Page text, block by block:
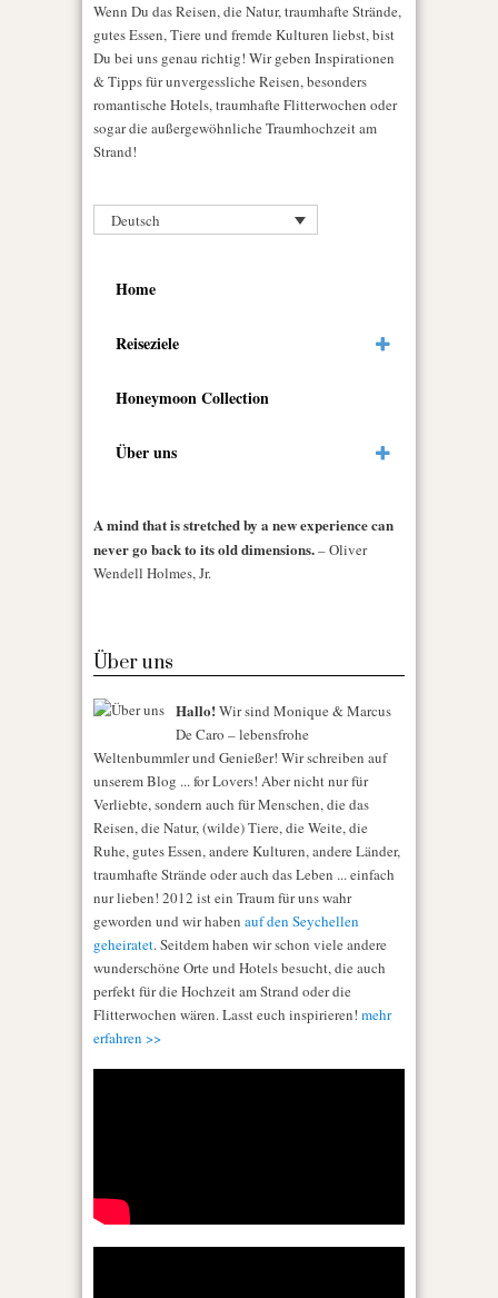
Wenn Du das Reisen, die Natur, traumhafte Strände,
gutes Essen, Tiere und fremde Kulturen liebst, bist
Du bei uns genau richtig! Wir geben Inspirationen
& Tipps für unvergessliche Reisen, besonders
romantische Hotels, traumhafte Flitterwochen oder
sogar die außergewöhnliche Traumhochzeit am
Strand!
Deutsch
Home
Reiseziele
Honeymoon Collection
Über uns
A mind that is stretched by a new experience can
never go back to its old dimensions.– Oliver
Wendell Holmes, Jr.
Über uns
Hallo!Wir sind Monique & Marcus
De Caro – lebensfrohe
Weltenbummler und Genießer! Wir schreiben auf
unserem Blog ... for Lovers! Aber nicht nur für
Verliebte, sondern auch für Menschen, die das
Reisen, die Natur, (wilde) Tiere, die Weite, die
Ruhe, gutes Essen, andere Kulturen, andere Länder,
traumhafte Strände oder auch das Leben ... einfach
nur lieben! 2012 ist ein Traum für uns wahr
geworden und wir haben auf den Seychellen
geheiratet. Seitdem haben wir schon viele andere
wunderschöne Orte und Hotels besucht, die auch
perfekt für die Hochzeit am Strand oder die
Flitterwochen wären. Lasst euch inspirieren! mehr
erfahren >>